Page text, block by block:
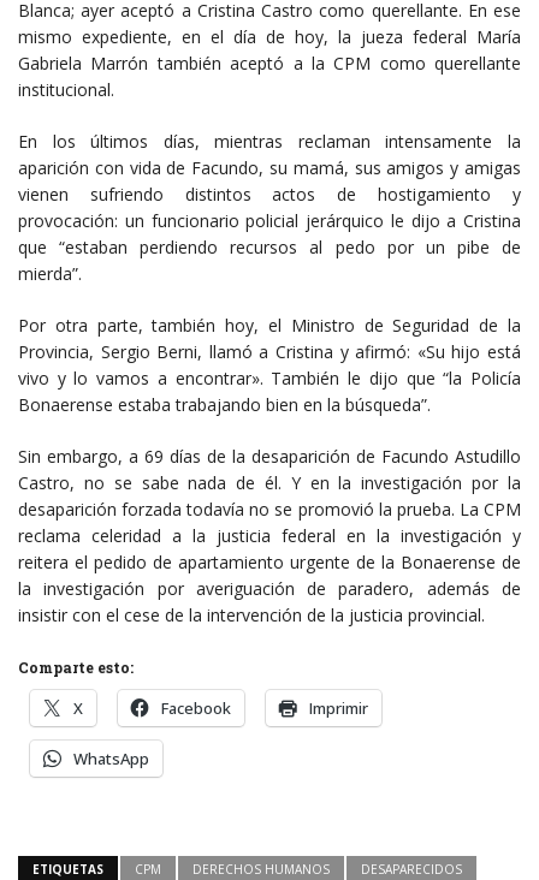
Blanca; ayer aceptó a Cristina Castro como querellante. En ese
mismo expediente, en el día de hoy, la jueza federal María
Gabriela Marrón también aceptó a la CPM como querellante
institucional.
En los últimos días, mientras reclaman intensamente la
aparición con vida de Facundo, su mamá, sus amigos y amigas
vienen sufriendo distintos actos de hostigamiento y
provocación: un funcionario policial jerárquico le dijo a Cristina
que “estaban perdiendo recursos al pedo por un pibe de
mierda”.
Por otra parte, también hoy, el Ministro de Seguridad de la
Provincia, Sergio Berni, llamó a Cristina y afirmó: «Su hijo está
vivo y lo vamos a encontrar». También le dijo que “la Policía
Bonaerense estaba trabajando bien en la búsqueda”.
Sin embargo, a 69 días de la desaparición de Facundo Astudillo
Castro, no se sabe nada de él. Y en la investigación por la
desaparición forzada todavía no se promovió la prueba. La CPM
reclama celeridad a la justicia federal en la investigación y
reitera el pedido de apartamiento urgente de la Bonaerense de
la investigación por averiguación de paradero, además de
insistir con el cese de la intervención de la justicia provincial.
Comparte esto:
X Facebook Imprimir
WhatsApp
ETIQUETAS CPM DERECHOS HUMANOS
DESAPARECIDOS